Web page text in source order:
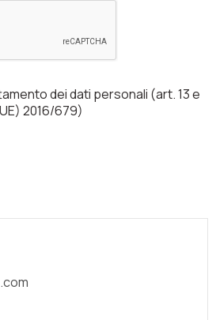
dei dati personali (art. 13 e
2016/679)